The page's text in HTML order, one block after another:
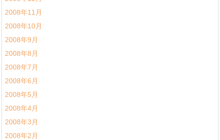
2008年11月
2008年10月
2008年9月
2008年8月
2008年7月
2008年6月
2008年5月
2008年4月
2008年3月
2008年2月